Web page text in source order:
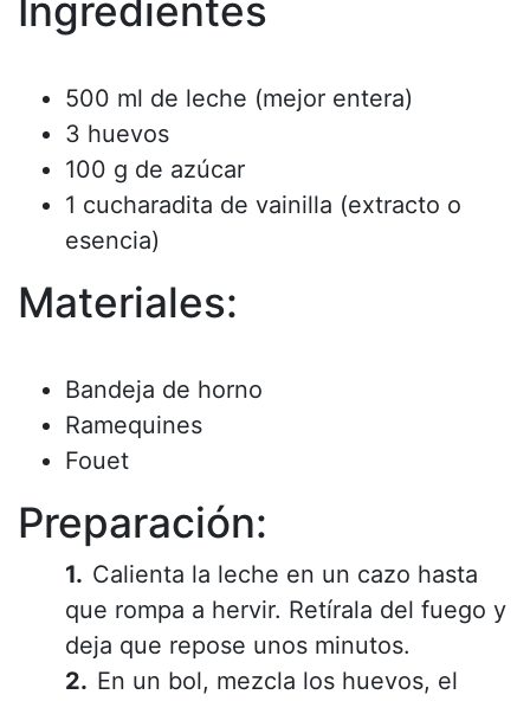
Ingredientes
500 ml de leche (mejor entera)
3 huevos
100 g de azúcar
1 cucharadita de vainilla (extracto o
esencia)
Materiales:
Bandeja de horno
Ramequines
Fouet
Preparación:
Calienta la leche en un cazo hasta
que rompa a hervir. Retírala del fuego y
deja que repose unos minutos.
En un bol, mezcla los huevos, el